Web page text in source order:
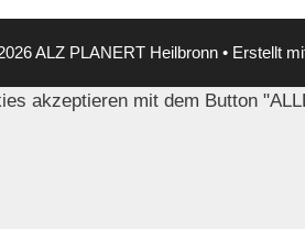
ALZ PLANERT Heilbronn • Erstellt
akzeptieren mit dem Button